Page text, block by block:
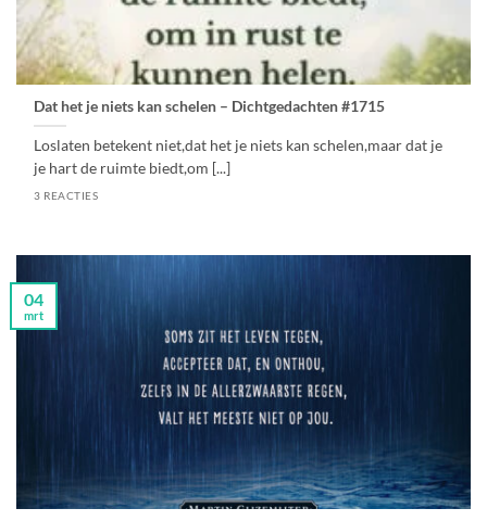
Dat het je niets kan schelen – Dichtgedachten #1715
Loslaten betekent niet,dat het je niets kan schelen,maar dat je
je hart de ruimte biedt,om [...]
3 REACTIES
04
mrt